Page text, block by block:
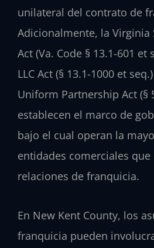
unilateral del contrato de
Adicionalmente, la Virginia
Act (Va. Code § 13.1-601 et
LLC Act (§ 13.1-1000 et
Uniform Partnership Act (§
establecen el marco de
bajo el cual operan la
entidades comerciales
relaciones de franquicia.
En New Kent County, los
franquicia pueden